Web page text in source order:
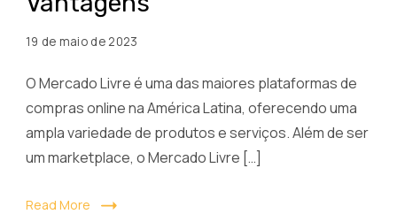
Funciona
Vantagens
19 de maio de 2023
O Mercado Livre é uma das maiores plataformas de
compras online na América Latina, oferecendo uma
ampla variedade de produtos e serviços. Além de ser
um marketplace, o Mercado Livre […]
Read More